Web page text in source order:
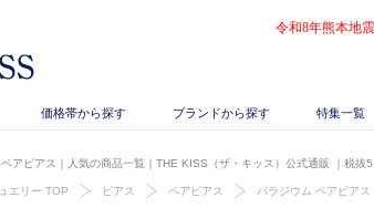
令和8年熊本地
価格帯から探す ブランドから探す 特集一覧
アピアス｜人気の商品一覧｜THE KISS（ザ・キッス）公式通販 ｜税抜
エリー TOP ピアス ペアピアス パラジウム ペアピアス